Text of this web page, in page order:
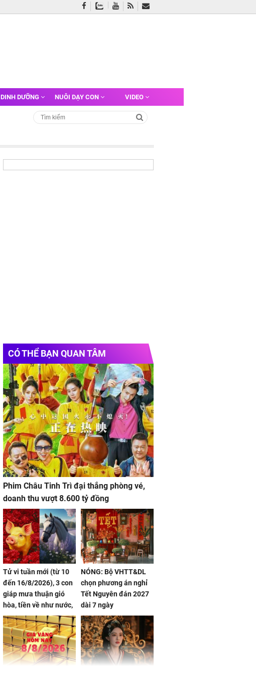
DINH DƯỠNG NUÔI DẠY CON VIDEO
CÓ THỂ BẠN QUAN TÂM
Phim Châu Tinh Trì đại thắng phòng vé,
doanh thu vượt 8.600 tỷ đồng
Tử vi tuần mới (từ 10
đến 16/8/2026), 3 con
giáp mưa thuận gió
hòa, tiền về như nước,
bạc vàng dư dả, Phú
Quý Vinh Hoa, vận
trình khai sáng
NÓNG: Bộ VHTT&DL
chọn phương án nghỉ
Tết Nguyên đán 2027
dài 7 ngày